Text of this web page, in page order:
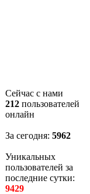
Сейчас с нами
212 пользователей
онлайн
За сегодня: 5963
Уникальных
пользователей за
последние сутки:
9429